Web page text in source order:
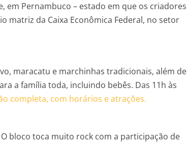
em Pernambuco – estado em que os criadores
matriz da Caixa Econômica Federal, no setor
maracatu e marchinhas tradicionais, além de
a família toda, incluindo bebês. Das 11h às
completa, com horários e atrações.
bloco toca muito rock com a participação de